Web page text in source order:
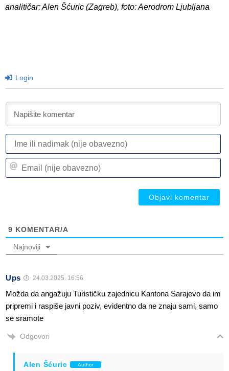
analitičar: Alen Šćuric (Zagreb), foto: Aerodrom Ljubljana
Login
9 KOMENTAR/A
Najnoviji
Ups 24.03.2025. 16:56
Možda da angažuju Turističku zajednicu Kantona Sarajevo da im
pripremi i raspiše javni poziv, evidentno da ne znaju sami, samo
se sramote
Odgovori
Alen Šćuric Author